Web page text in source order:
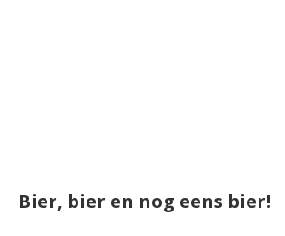
Bier, bier en nog eens bier!